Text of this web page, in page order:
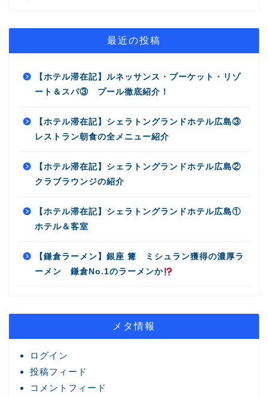
最近の投稿
【ホテル滞在記】ルネッサンス・プーケット・リゾ
ート＆スパ③ プール徹底紹介！
【ホテル滞在記】シェラトングランドホテル広島③
レストラン朝食の全メニュー紹介
【ホテル滞在記】シェラトングランドホテル広島②
クラブラウンジの紹介
【ホテル滞在記】シェラトングランドホテル広島①
ホテル＆客室
【鎌倉ラーメン】銀座 篝 ミシュラン獲得の濃厚ラ
ーメン 鎌倉No.1のラーメンか
メタ情報
ログイン
投稿フィード
コメントフィード